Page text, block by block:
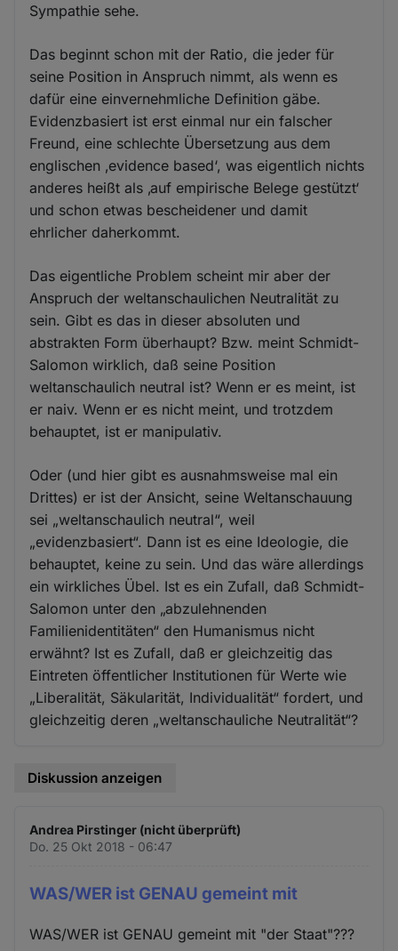
Sympathie sehe.
Das beginnt schon mit der Ratio, die jeder für
seine Position in Anspruch nimmt, als wenn es
dafür eine einvernehmliche Definition gäbe.
Evidenzbasiert ist erst einmal nur ein falscher
Freund, eine schlechte Übersetzung aus dem
englischen ‚evidence based‘, was eigentlich nichts
anderes heißt als ‚auf empirische Belege gestützt‘
und schon etwas bescheidener und damit
ehrlicher daherkommt.
Das eigentliche Problem scheint mir aber der
Anspruch der weltanschaulichen Neutralität zu
sein. Gibt es das in dieser absoluten und
abstrakten Form überhaupt? Bzw. meint Schmidt-
Salomon wirklich, daß seine Position
weltanschaulich neutral ist? Wenn er es meint, ist
er naiv. Wenn er es nicht meint, und trotzdem
behauptet, ist er manipulativ.
Oder (und hier gibt es ausnahmsweise mal ein
Drittes) er ist der Ansicht, seine Weltanschauung
sei „weltanschaulich neutral“, weil
„evidenzbasiert“. Dann ist es eine Ideologie, die
behauptet, keine zu sein. Und das wäre allerdings
ein wirkliches Übel. Ist es ein Zufall, daß Schmidt-
Salomon unter den „abzulehnenden
Familienidentitäten“ den Humanismus nicht
erwähnt? Ist es Zufall, daß er gleichzeitig das
Eintreten öffentlicher Institutionen für Werte wie
„Liberalität, Säkularität, Individualität“ fordert, und
gleichzeitig deren „weltanschauliche Neutralität“?
Diskussion anzeigen
Andrea Pirstinger (nicht überprüft)
Do. 25 Okt 2018 - 06:47
WAS/WER ist GENAU gemeint mit
WAS/WER ist GENAU gemeint mit "der Staat"???